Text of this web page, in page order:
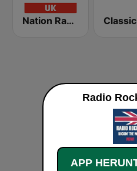
Nation Radio 80s
Radio
APP